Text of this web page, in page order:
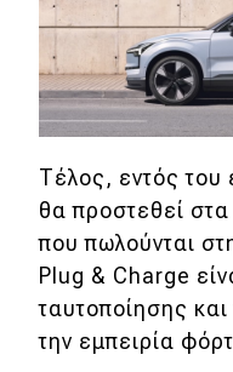
Τέλος, εντός του
θα προστεθεί
που πωλούνται
Plug & Charge
ταυτοποίησης
την εμπειρία